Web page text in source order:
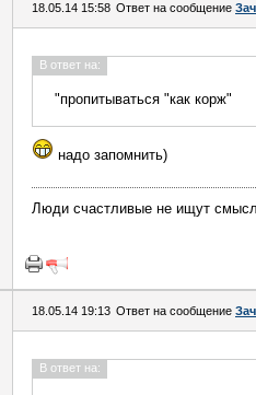
18.05.14 15:58 Ответ на сообщение
В ответ на:
"пропитываться "как корж"
надо запомнить)
Люди счастливые не ищут
18.05.14 19:13 Ответ на сообщение
В ответ на: